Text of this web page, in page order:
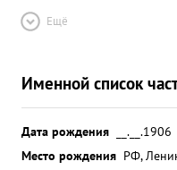
Ещё
Именной список
Дата рождения
__.__.1906
Место рождения РФ,